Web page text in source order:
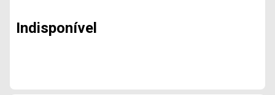
Indisponível